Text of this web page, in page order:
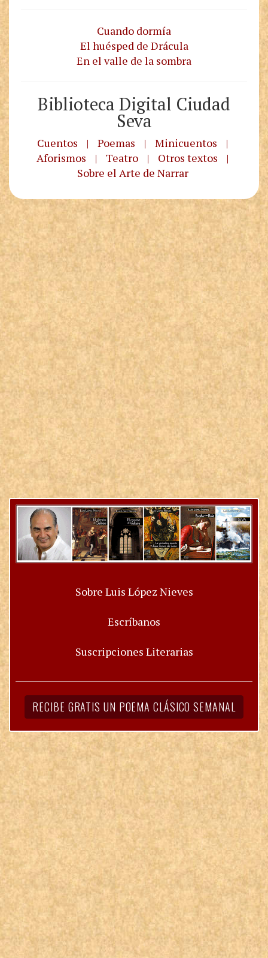
Cuando dormía
El huésped de Drácula
En el valle de la sombra
Biblioteca Digital Ciudad
Seva
Cuentos | Poemas | Minicuentos
|
Aforismos
| Teatro | Otros textos
|
Sobre el Arte de Narrar
Sobre Luis López Nieves
Escríbanos
Suscripciones Literarias
RECIBE GRATIS UN POEMA CLÁSICO SEMANAL